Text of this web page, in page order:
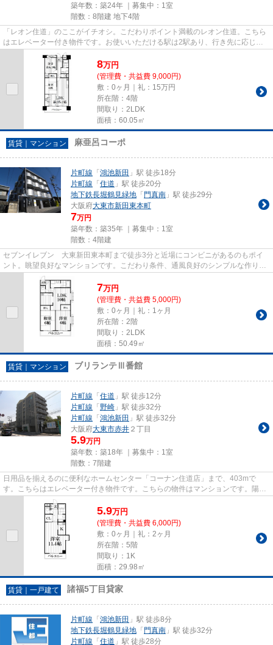
築年数：築24年 ｜募集中： 1室
階数：8階建 地下4階
「レオン住道」のここがイチオシ。こだわりポイント満載のレオン住道。こちら
はエレベーター付き物件です。お使いいただける駅は2駅あり、行き先に応じて
使い分けができます。より多く...
8万円
(管理費・共益費 9,000円)
敷：0ヶ月｜礼：15万円
所在階：4階
間取り：2LDK
面積：60.05㎡
賃貸｜マンション 麻亜呂コーポ
片町線 「 鴻池新田 」駅 徒歩18分
片町線 「 住道 」駅 徒歩20分
地下鉄長堀鶴見緑地 「 門真南 」駅 徒歩29分
大阪府大東市新田東本町
7万円
築年数：築35年 ｜募集中： 1室
階数：4階建
セブンイレブン 大東新田東本町まで徒歩3分と近場にコンビニがあるのもポイ
ント。眺望良好なマンションです。こだわり条件、通風良好のシンプルな作りの
マンションです。気分が落ちた...
7万円
(管理費・共益費 5,000円)
敷：0ヶ月｜礼：1ヶ月
所在階：2階
間取り：2LDK
面積：50.49㎡
賃貸｜マンション ブリランテⅢ番館
片町線 「 住道 」駅 徒歩12分
片町線 「 野崎 」駅 徒歩32分
片町線 「 鴻池新田 」駅 徒歩32分
大阪府大東市赤井 ２丁目
5.9万円
築年数：築18年 ｜募集中： 1室
階数：7階建
日用品を揃えるのに便利なホームセンター「コーナン住道店」まで、403mで
す。こちらはエレベーター付き物件です。こちらの物件はマンションです。陽当
たりが良好な物件は梅雨時期の湿...
5.9万円
(管理費・共益費 6,000円)
敷：0ヶ月｜礼：2ヶ月
所在階：5階
間取り：1K
面積：29.98㎡
賃貸｜一戸建て 諸福5丁目貸家
片町線 「 鴻池新田 」駅 徒歩8分
地下鉄長堀鶴見緑地 「 門真南 」駅 徒歩32分
片町線 「 住道 」駅 徒歩28分